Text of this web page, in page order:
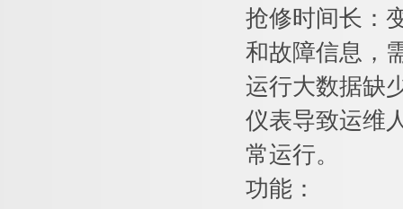
抢修时间长：
和故障信息，
运行大数据缺
仪表导致运维
常运行。
功能：